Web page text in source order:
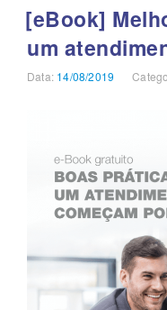
DE
[eBook]
um
Data: Publicado
14/08/2019